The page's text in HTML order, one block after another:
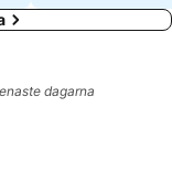
dagarna